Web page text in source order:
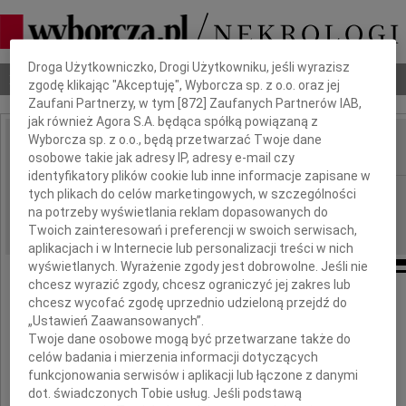
Nekrologi Odeszli Poradnik pogrzebowy
IMIĘ I NAZWISKO:
REGION: Kielce
DATA EMISJI: 20.10.2017
Panu
Markowi Sułowskiemu
Dyrektorowi Technicznemu DEK MEBLE
Dbamy o Twoją prywatność
Droga Użytkowniczko, Drogi Użytkowniku, jeśli wyrazisz
zgodę klikając "Akceptuję", Wyborcza sp. z o.o. oraz jej
Zaufani Partnerzy, w tym [872 ] Zaufanych Partnerów IAB,
jak również Agora S.A. będąca spółką powiązaną z
Wyborcza sp. z o.o., będą przetwarzać Twoje dane
osobowe takie jak adresy IP, adresy e-mail czy
identyfikatory plików cookie lub inne informacje zapisane w
tych plikach do celów marketingowych, w szczególności
na potrzeby wyświetlania reklam dopasowanych do
Twoich zainteresowań i preferencji w swoich serwisach,
aplikacjach i w Internecie lub personalizacji treści w nich
wyświetlanych. Wyrażenie zgody jest dobrowolne. Jeśli nie
chcesz wyrazić zgody, chcesz ograniczyć jej zakres lub
chcesz wycofać zgodę uprzednio udzieloną przejdź do
„Ustawień Zaawansowanych”.
Twoje dane osobowe mogą być przetwarzane także do
celów badania i mierzenia informacji dotyczących
funkcjonowania serwisów i aplikacji lub łączone z danymi
dot. świadczonych Tobie usług. Jeśli podstawą